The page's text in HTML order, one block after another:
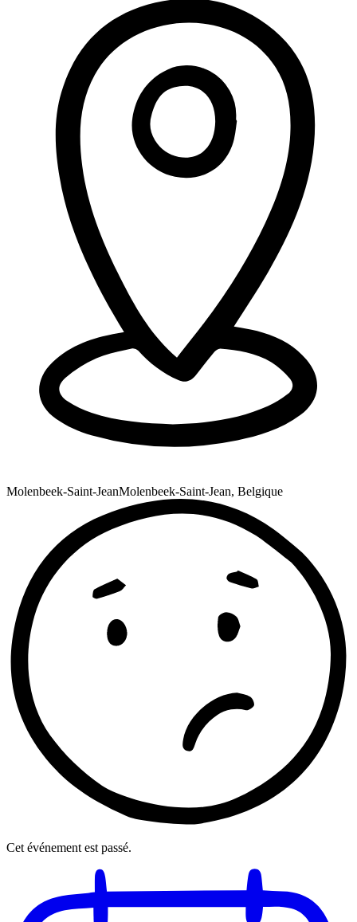
Molenbeek-Saint-JeanMolenbeek-Saint-Jean, Belgique
Cet événement est passé.